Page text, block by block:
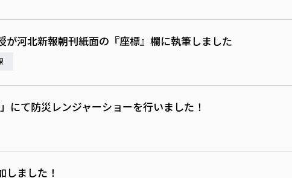
が河北新報朝刊紙面の『座標』欄に執筆しました
にて防災レンジャーショーを行いました！
しました！